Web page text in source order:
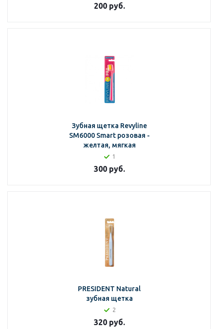
200руб.
Зубная щетка Revyline
SM6000 Smart розовая -
желтая, мягкая
1
300руб.
PRESIDENT Natural
зубная щетка
2
320руб.